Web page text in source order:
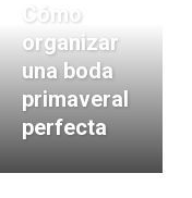
Cómo
organizar
una boda
primaveral
perfecta